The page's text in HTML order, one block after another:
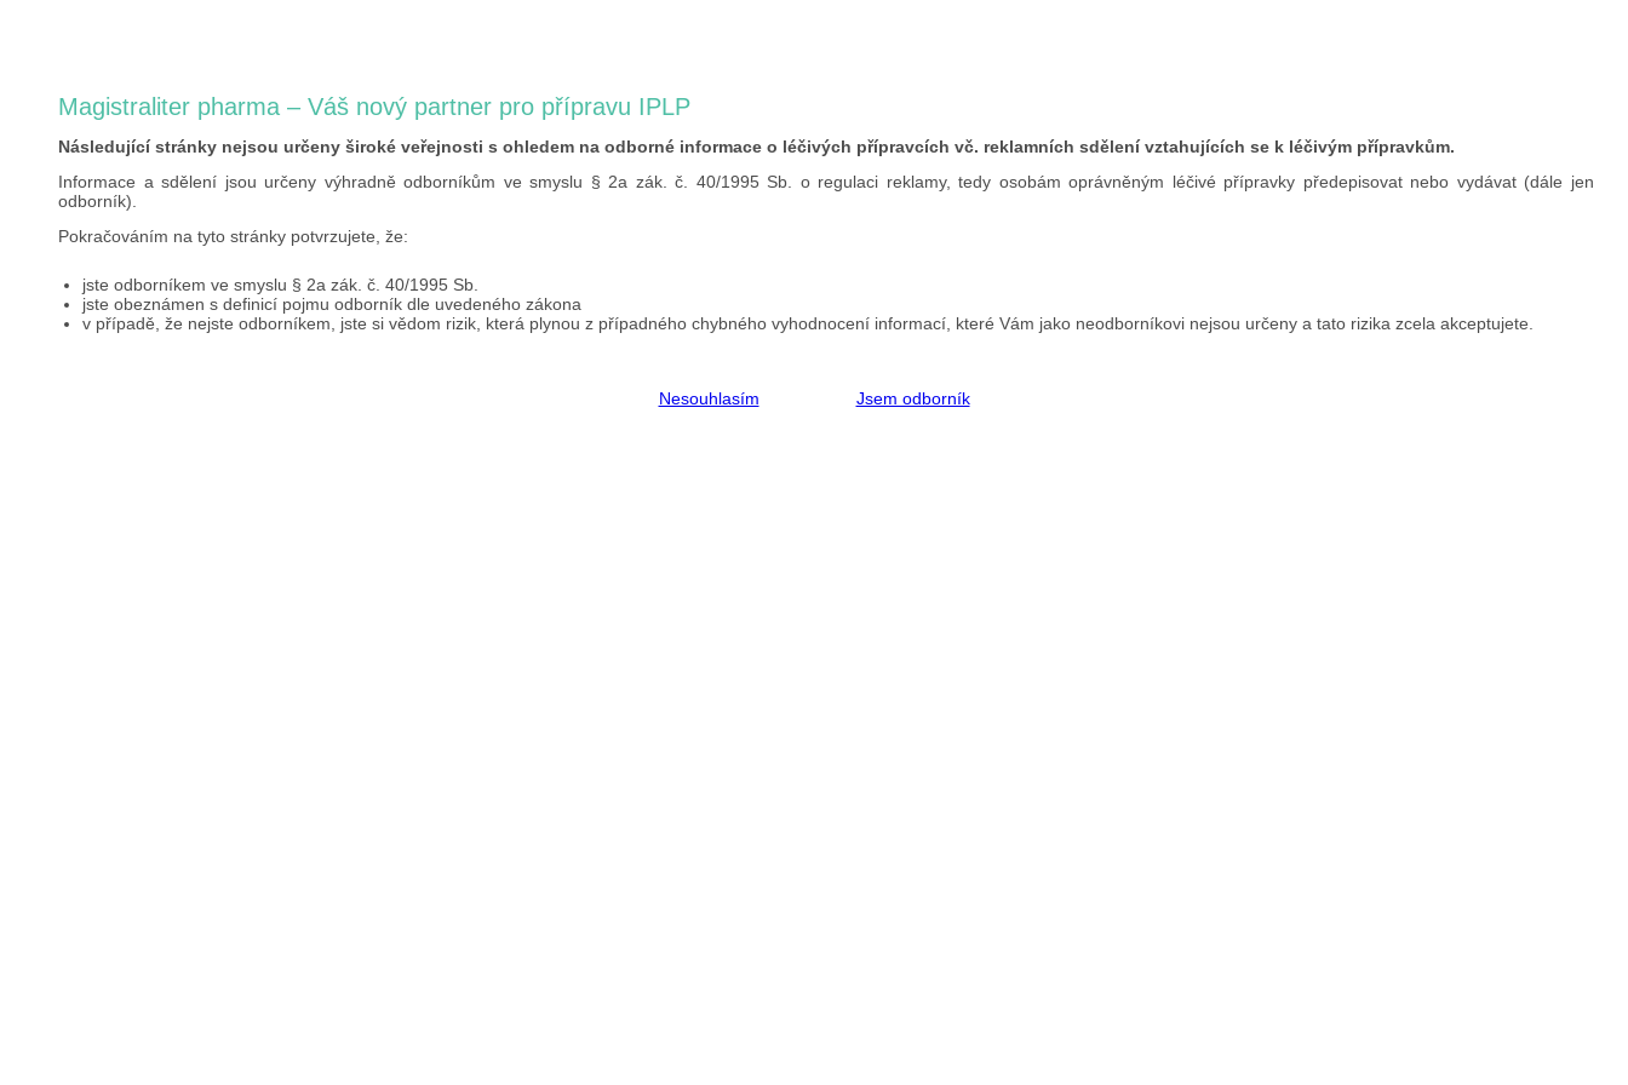
Magistraliter pharma – Váš nový partner pro přípravu IPLP
Následující stránky nejsou určeny široké veřejnosti s ohledem na odborné informace o léčivých přípravcích vč. reklamních sdělení vztahujících se k léčivým přípravkům.
Informace a sdělení jsou určeny výhradně odborníkům ve smyslu § 2a zák. č. 40/1995 Sb. o regulaci reklamy, tedy osobám oprávněným léčivé přípravky předepisovat nebo vydávat (dále jen
odborník).
Pokračováním na tyto stránky potvrzujete, že:
jste odborníkem ve smyslu § 2a zák. č. 40/1995 Sb.
jste obeznámen s definicí pojmu odborník dle uvedeného zákona
v případě, že nejste odborníkem, jste si vědom rizik, která plynou z případného chybného vyhodnocení informací, které Vám jako neodborníkovi nejsou určeny a tato rizika zcela akceptujete.
Nesouhlasím Jsem odborník